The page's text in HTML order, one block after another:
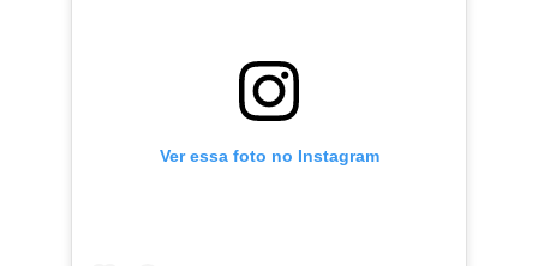
Ver essa foto no Instagram